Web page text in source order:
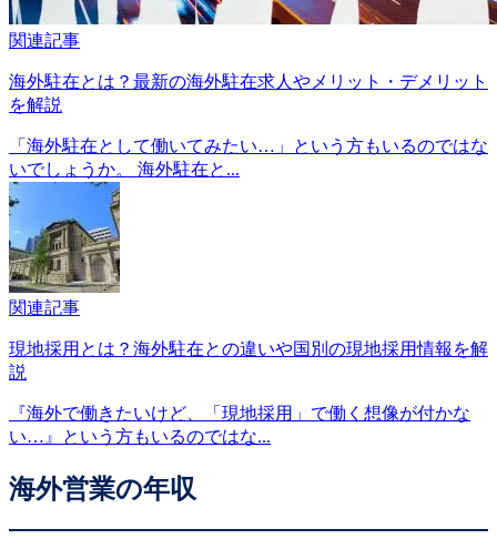
関連記事
海外駐在とは？最新の海外駐在求人やメリット・デメリット
を解説
「海外駐在として働いてみたい…」という方もいるのではな
いでしょうか。 海外駐在と...
関連記事
現地採用とは？海外駐在との違いや国別の現地採用情報を解
説
『海外で働きたいけど、「現地採用」で働く想像が付かな
い…』という方もいるのではな...
海外営業の年収